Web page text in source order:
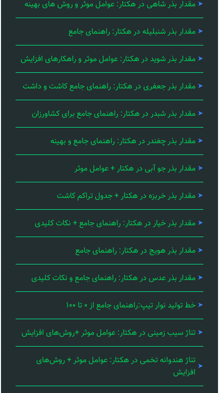
مقدار بذر شاهی در هکتار: عوامل موثر و روش های بهینه
مقدار بذر شنبلیله در هکتار: راهنمای جامع
مقدار بذر شوید در هکتار: عوامل موثر و راهکارهای افزایش
مقدار بذر جعفری در هکتار: راهنمای جامع کاشت و داشت
مقدار بذر شبدر در هکتار: راهنمای جامع برای کشاورزان
مقدار بذر چغندر در هکتار: راهنمای جامع و بهینه
مقدار بذر جو آبی در هکتار + عوامل موثر
مقدار بذر خربزه در هکتار + جدول تراکم کاشت
مقدار بذر خیار در هکتار: راهنمای جامع + نکات کلیدی
مقدار بذر هویج در هکتار: راهنمای جامع
مقدار بذر عدس در هکتار: راهنمای جامع و نکات کلیدی
خط تولید نوار تیپ:راهنمای جامع از ۰ تا ۱۰۰
تناژ سیب زمینی در هکتار: عوامل موثر +روش‌های افزایش
تناژ هندوانه تخمی در هکتار: عوامل موثر + روش‌های
افزایش